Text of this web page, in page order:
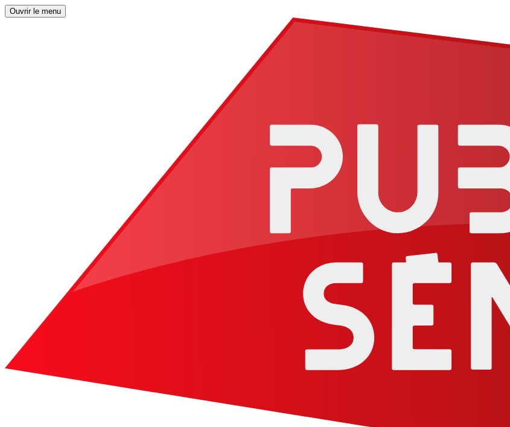
Ouvrir le menu